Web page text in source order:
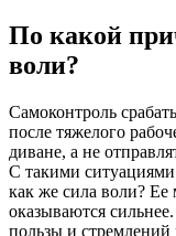
По какой
воли?
Самоконтроль
после тяжелого
диване, а не
С такими ситуациями
как же сила воли? Ее
оказываются
пользы и